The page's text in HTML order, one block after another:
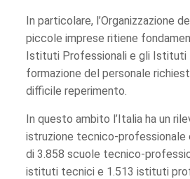
In particolare, l’Organizzazione
piccole imprese ritiene
Istituti Professionali e gli Istituti
formazione del personale
difficile reperimento.
In questo ambito l’Italia ha un
istruzione tecnico-professionale
di 3.858 scuole tecnico-
istituti tecnici e 1.513 istituti